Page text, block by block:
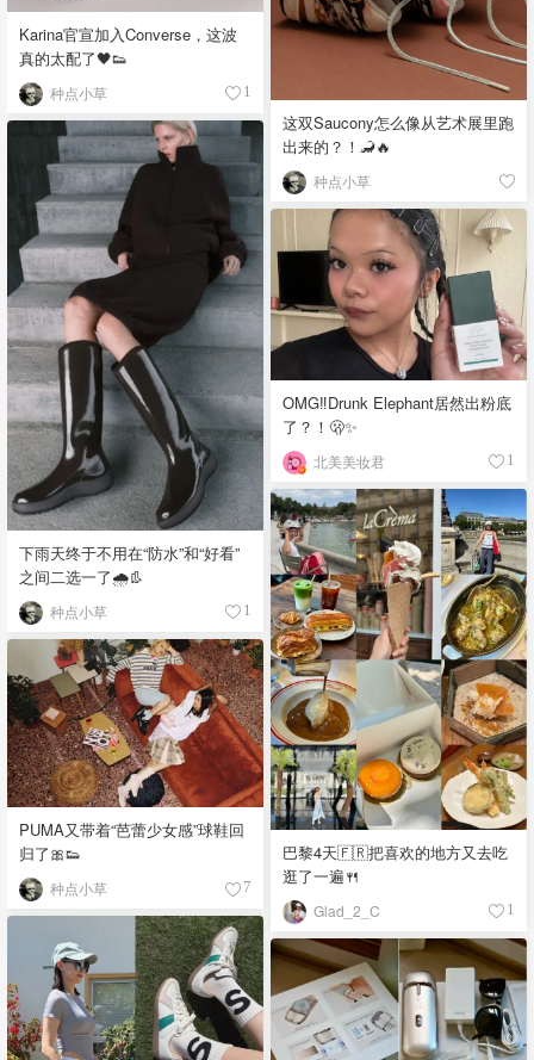
Karina官宣加入Converse，这波
真的太配了🖤👟
种点小草 1
这双Saucony怎么像从艺术展里跑
出来的？！🦂🔥
种点小草
下雨天终于不用在“防水”和“好看”
之间二选一了🌧️👢
种点小草 1
OMG‼️Drunk Elephant居然出粉底
了？！🫢✨
北美美妆君 1
巴黎4天🇫🇷把喜欢的地方又去吃
逛了一遍🍴
Glad_2_C 1
PUMA又带着“芭蕾少女感”球鞋回
归了🎀👟
种点小草 7